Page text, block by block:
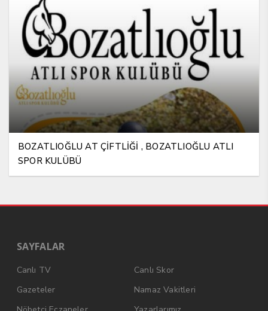
BOZATLIOĞLU AT ÇİFTLİĞİ , BOZATLIOĞLU ATLI
SPOR KULÜBÜ
SAYFALAR
Canlı TV
Canlı Skor
Gazeteler
Namaz Vakitleri